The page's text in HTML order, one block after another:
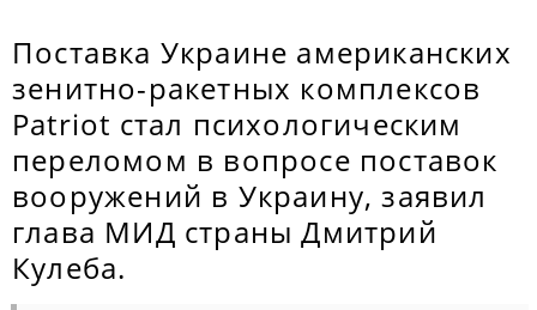
Поставка Украине американских
зенитно-ракетных комплексов
Patriot стал психологическим
переломом в вопросе поставок
вооружений в Украину, заявил
глава МИД страны Дмитрий
Кулеба.